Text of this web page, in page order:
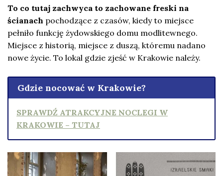
To co tutaj zachwyca to zachowane freski na
ścianach pochodzące z czasów, kiedy to miejsce
pełniło funkcję żydowskiego domu modlitewnego.
Miejsce z historią, miejsce z duszą, któremu nadano
nowe życie. To lokal gdzie zjeść w Krakowie należy.
Gdzie nocować w Krakowie?
SPRAWDŹ ATRAKCYJNE NOCLEGI W
KRAKOWIE – TUTAJ